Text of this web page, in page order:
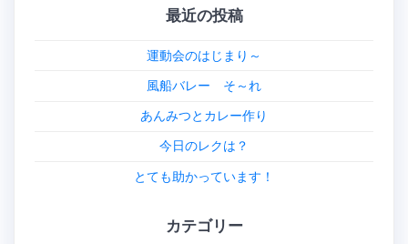
最近の投稿
運動会のはじまり～
風船バレー そ～れ
あんみつとカレー作り
今日のレクは？
とても助かっています！
カテゴリー